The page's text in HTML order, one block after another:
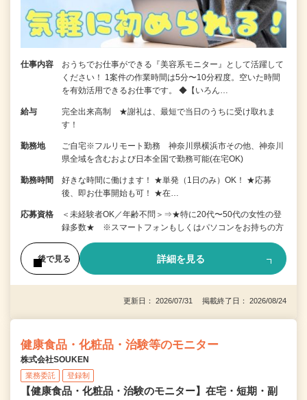
仕事内容
おうちでお仕事ができる『美容系モニター』として活躍して
ください！ 1案件の作業時間は5分〜10分程度。空いた時間
を有効活用できるお仕事です。 ◆【いろん…
給与
完全出来高制 ★謝礼は、最短で当日のうちに受け取れま
す！
勤務地
ご自宅※フルリモート勤務 神奈川県横浜市その他、神奈川
県全域を含むおよび日本全国で勤務可能(在宅OK)
勤務時間
好きな時間に働けます！ ★単発（1日のみ）OK！ ★応募
後、即お仕事開始も可！ ★在…
応募資格
＜未経験者OK／年齢不問＞⇒★特に20代〜50代の女性の登
録多数★ ※スマートフォンもしくはパソコンをお持ちの方
後で見る 詳細を見る
更新日： 2026/07/31 掲載終了日： 2026/08/24
健康食品・化粧品・治験等のモニター
株式会社SOUKEN
業務委託 登録制
【健康食品・化粧品・治験のモニター】在宅・短期・副